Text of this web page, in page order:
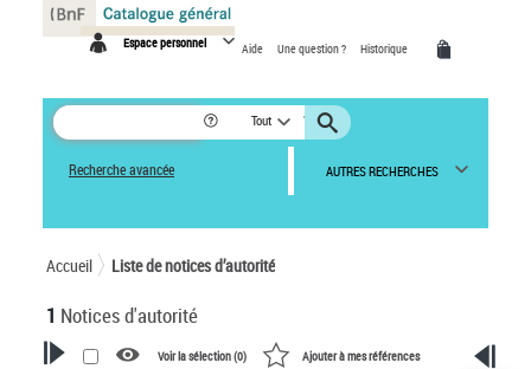
Espace personnel Aide Une question ? Historique
Tout
Recherche avancée AUTRES RECHERCHES
Accueil Liste de notices d’autorité
1 Notices d'autorité
Voir la sélection (0) Ajouter à mes références
Panneau de gestion des cookies